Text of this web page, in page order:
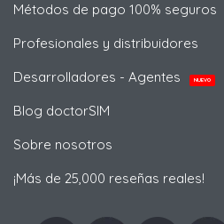
Métodos de pago 100% seguros
Profesionales y distribuidores
Desarrolladores - Agentes
NUEVO
Blog doctorSIM
Sobre nosotros
¡Más de 25,000 reseñas reales!